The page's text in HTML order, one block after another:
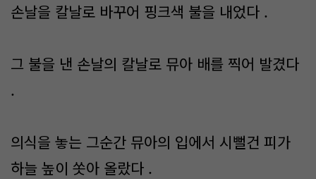
손날을 칼날로 바꾸어 핑크색 불을 내었다 .
그 불을 낸 손날의 칼날로 뮤아 배를 찍어 발겼다
.
의식을 놓는 그순간 뮤아의 입에서 시뻘건 피가
하늘 높이 쏫아 올랐다 .